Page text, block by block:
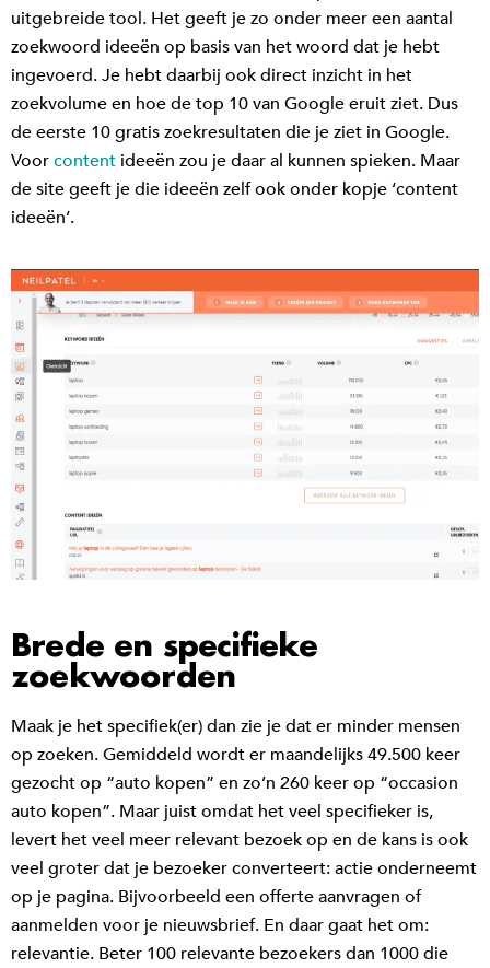
uitgebreide tool. Het geeft je zo onder meer een aantal
zoekwoord ideeën op basis van het woord dat je hebt
ingevoerd. Je hebt daarbij ook direct inzicht in het
zoekvolume en hoe de top 10 van Google eruit ziet. Dus
de eerste 10 gratis zoekresultaten die je ziet in Google.
Voorcontent ideeën zou je daar al kunnen spieken. Maar
de site geeft je die ideeën zelf ook onder kopje ‘content
ideeën’.
Brede en specifieke
zoekwoorden
Maak je het specifiek(er) dan zie je dat er minder mensen
op zoeken. Gemiddeld wordt er maandelijks 49.500 keer
gezocht op “auto kopen” en zo’n 260 keer op “occasion
auto kopen”. Maar juist omdat het veel specifieker is,
levert het veel meer relevant bezoek op en de kans is ook
veel groter dat je bezoeker converteert: actie onderneemt
op je pagina. Bijvoorbeeld een offerte aanvragen of
aanmelden voor je nieuwsbrief. En daar gaat het om:
relevantie. Beter 100 relevante bezoekers dan 1000 die